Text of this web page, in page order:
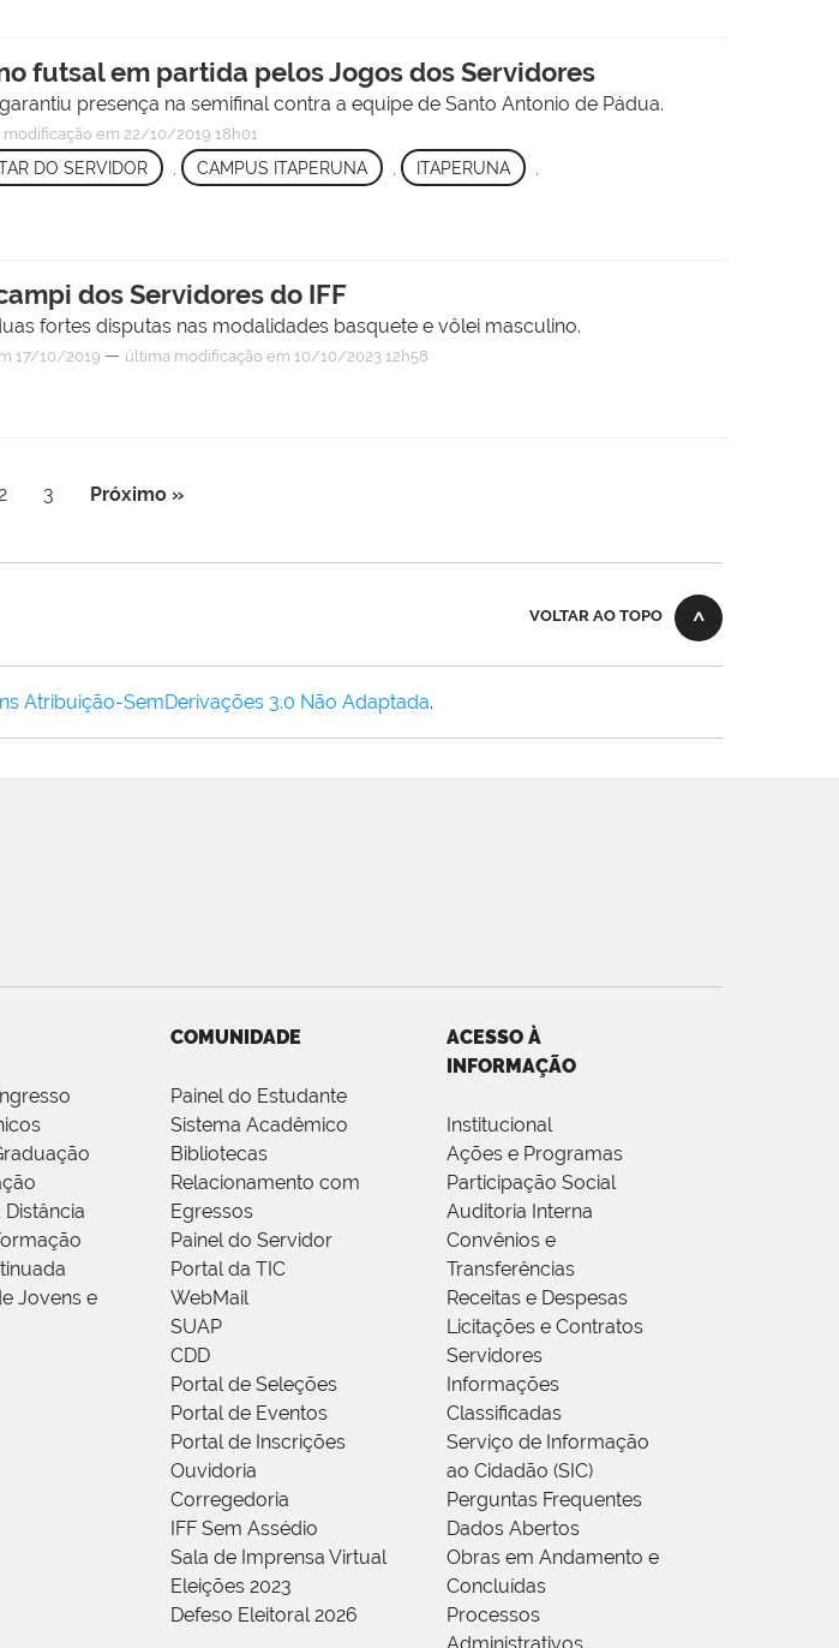
futsal em partida pelos Jogos dos Servidores
presença na semifinal contra a equipe de Santo Antonio de Pádua.
modificação em 22/10/2019 18h01
DO SERVIDOR , CAMPUS ITAPERUNA ITAPERUNA
dos Servidores do IFF
fortes disputas nas modalidades basquete e vôlei masculino.
17/10/2019 — última modificação em 10/10/2023 12h58
3 Próximo »
VOLTAR AO TOPO
Atribuição-SemDerivações 3.0 Não Adaptada.
Jovens e
COMUNIDADE
Painel do Estudante
Sistema Acadêmico
Bibliotecas
Relacionamento com
Egressos
Painel do Servidor
Portal da TIC
WebMail
SUAP
CDD
Portal de Seleções
Portal de Eventos
Portal de Inscrições
Ouvidoria
Corregedoria
IFF Sem Assédio
Sala de Imprensa Virtual
Eleições 2023
Defeso Eleitoral 2026
ACESSO À
INFORMAÇÃO
Institucional
Ações e Programas
Participação Social
Auditoria Interna
Convênios e
Transferências
Receitas e Despesas
Licitações e Contratos
Servidores
Informações
Classificadas
Serviço de Informação
ao Cidadão (SIC)
Perguntas Frequentes
Dados Abertos
Obras em Andamento e
Concluídas
Processos